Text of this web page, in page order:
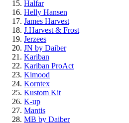
Halfar
Helly Hansen
James Harvest
J.Harvest & Frost
Jerzees
JN by Daiber
Kariban
Kariban ProAct
Kimood
Korntex
Kustom Kit
K-up
Mantis
MB by Daiber